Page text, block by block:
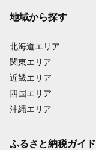
地域から探す
北海道エリア
関東エリア
近畿エリア
四国エリア
沖縄エリア
ふるさと納税ガイド